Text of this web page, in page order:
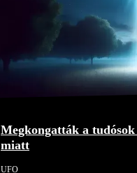
Megkongatták a
miatt
UFO